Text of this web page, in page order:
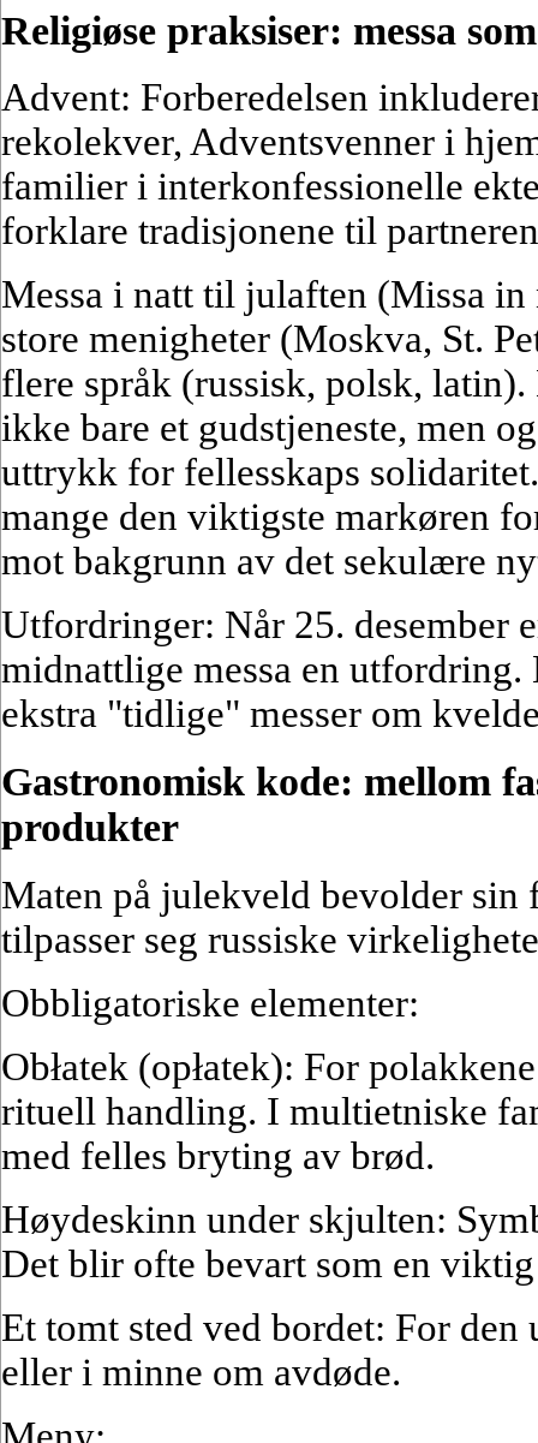
Religiøse praksiser: messa
Advent: Forberedelsen
rekolekver, Adventsvenner i
familier i interkonfessionelle
forklare tradisjonene til
Messa i natt til julaften (Missa
store menigheter (Moskva, St.
flere språk (russisk, polsk,
ikke bare et gudstjeneste, men
uttrykk for fellesskaps
mange den viktigste markøren
mot bakgrunn av det sekulære
Utfordringer: Når 25. desember
midnattlige messa en
ekstra "tidlige" messer om
Gastronomisk kode: mellom
produkter
Maten på julekveld bevolder sin
tilpasser seg russiske
Obbligatoriske elementer:
Obłatek (opłatek): For
rituell handling. I multietniske
med felles bryting av brød.
Høydeskinn under skjulten:
Det blir ofte bevart som en
Et tomt sted ved bordet: For
eller i minne om avdøde.